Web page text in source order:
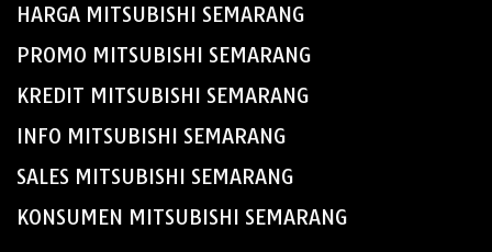
HARGA MITSUBISHI SEMARANG
PROMO MITSUBISHI SEMARANG
KREDIT MITSUBISHI SEMARANG
INFO MITSUBISHI SEMARANG
SALES MITSUBISHI SEMARANG
KONSUMEN MITSUBISHI SEMARANG